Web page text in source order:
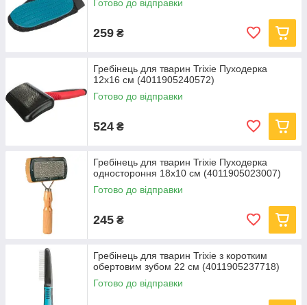
Готово до відправки
259 ₴
Гребінець для тварин Trixie Пуходерка
12х16 см (4011905240572)
Готово до відправки
524 ₴
Гребінець для тварин Trixie Пуходерка
одностороння 18x10 см (4011905023007)
Готово до відправки
245 ₴
Гребінець для тварин Trixie з коротким
обертовим зубом 22 см (4011905237718)
Готово до відправки